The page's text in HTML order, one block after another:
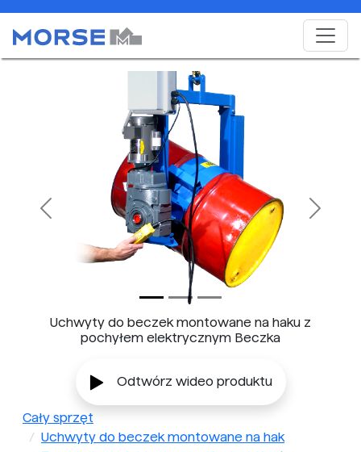
Uchwyty do beczek montowane na haku z
pochyłem elektrycznym Beczka
Previous Next
Odtwórz wideo produktu
Cały sprzęt
Uchwyty do beczek montowane na hak